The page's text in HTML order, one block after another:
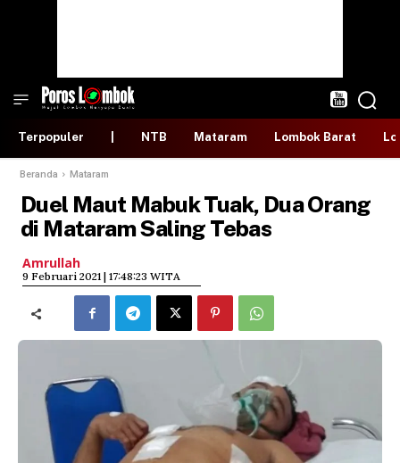
Terpopuler NTB Mataram Lombok Barat
Beranda Mataram
Duel Maut Mabuk Tuak, Dua Orang
di Mataram Saling Tebas
Amrullah
​9 Februari 2021 | 17:48:23 WITA